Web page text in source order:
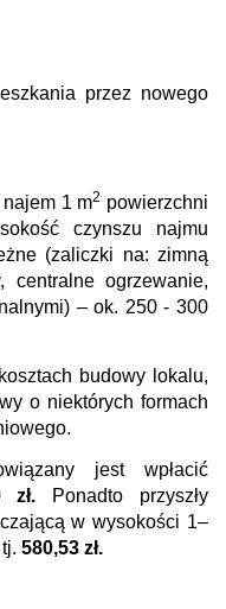
przez nowego
1 m2 powierzchni
czynszu najmu
(zaliczki na: zimną
ogrzewanie,
– ok. 250 - 300
budowy lokalu,
o niektórych formach
jest wpłacić
zł. Ponadto przyszły
w wysokości 1–
580,53 zł.